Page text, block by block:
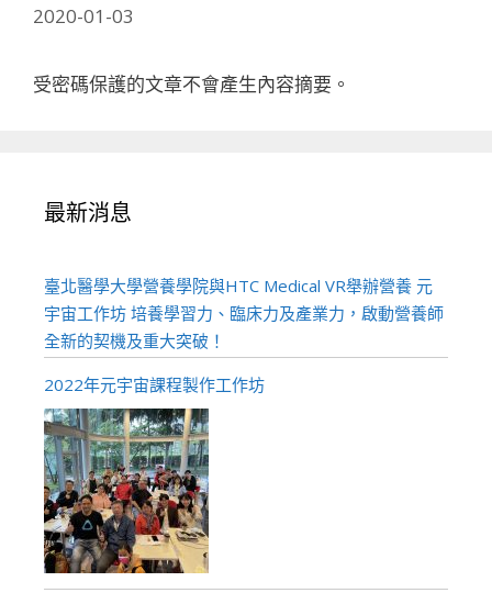
2020-01-03
受密碼保護的文章不會產生內容摘要。
最新消息
臺北醫學大學營養學院與HTC Medical VR舉辦營養 元
宇宙工作坊 培養學習力、臨床力及產業力，啟動營養師
全新的契機及重大突破！
2022年元宇宙課程製作工作坊